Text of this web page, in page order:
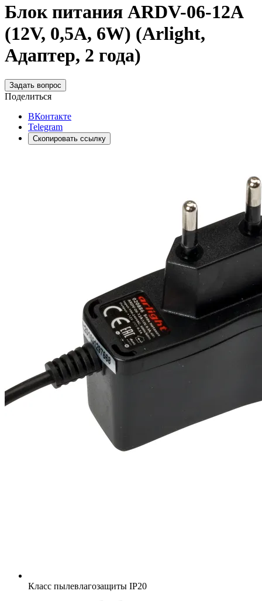
Блок питания ARDV-06-12A
(12V, 0,5A, 6W) (Arlight,
Адаптер, 2 года)
Задать вопрос
Поделиться
ВКонтакте
Telegram
Скопировать ссылку
Класс пылевлагозащиты IP20